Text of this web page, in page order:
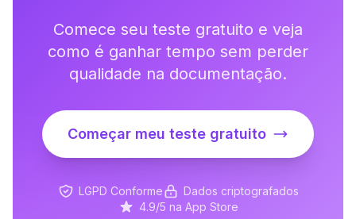
Comece seu teste gratuito e veja
como é ganhar tempo sem perder
qualidade na documentação.
Começar meu teste gratuito
LGPD Conforme
Dados criptografados
4.9/5 na App Store